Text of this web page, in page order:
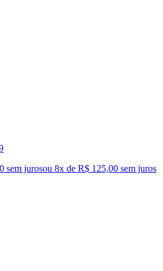
sem jurosou 8x de R$ 125,00 sem juros